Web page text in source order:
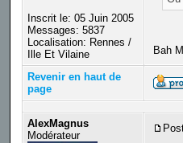
Inscrit le: 05 Juin 2005
Messages: 5837
Localisation: Rennes /
Ille Et Vilaine
Bah
Revenir en haut de
page
AlexMagnus
Modérateur